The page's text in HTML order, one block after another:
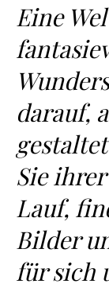
Eine
darauf,
Sie
Lauf,
Bilder
für sich